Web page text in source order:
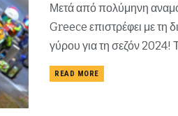
Μετά από πολύμηνη
Greece επιστρέφει με τη
γύρου για τη σεζόν 2024!
READ MORE